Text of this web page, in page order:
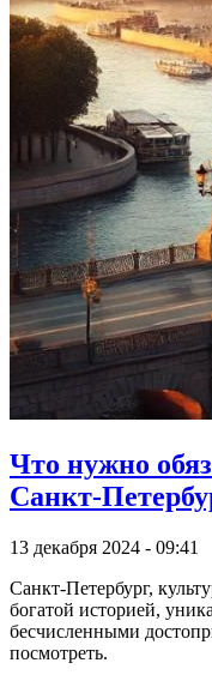
Что нужно
Санкт-
13 декабря 2024 - 09:41
Санкт-Петербург,
богатой историей,
бесчисленными
посмотреть.